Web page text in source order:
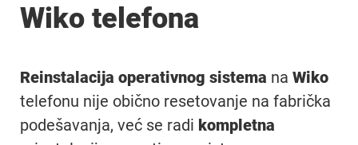
Wiko telefona
Reinstalacija operativnog sistema na Wiko
telefonu nije obično resetovanje na fabrička
podešavanja, već se radi kompletna